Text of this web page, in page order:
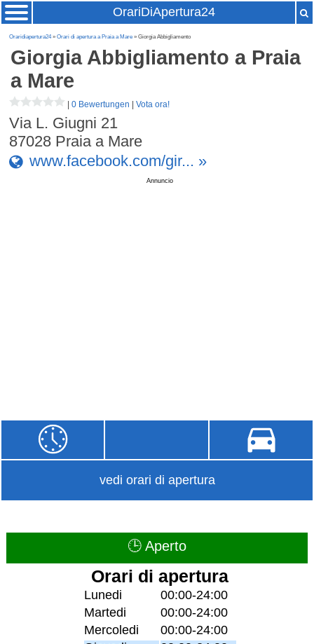
OrariDiApertura24
Oraridiapertura24»Orari di apertura a Praia a Mare » Giorgia Abbigliamento
Giorgia Abbigliamento a Praia
a Mare
|0 Bewertungen |Vota ora!
Via L. Giugni 21
87028 Praia a Mare
www.facebook.com/gir... »
Annuncio
vedi orari di apertura
🕒 Aperto
Orari di apertura
Lunedi
00:00-24:00
Martedi
00:00-24:00
Mercoledi
00:00-24:00